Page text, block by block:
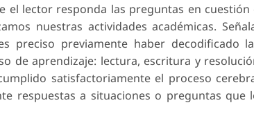
lector responda las preguntas en cuestión
nuestras actividades académicas.
preciso previamente haber decodificado
de aprendizaje: lectura, escritura y
satisfactoriamente el proceso
respuestas a situaciones o preguntas que